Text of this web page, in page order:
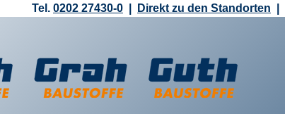
Tel. 0202 27430-0 Direkt zu den Standorten